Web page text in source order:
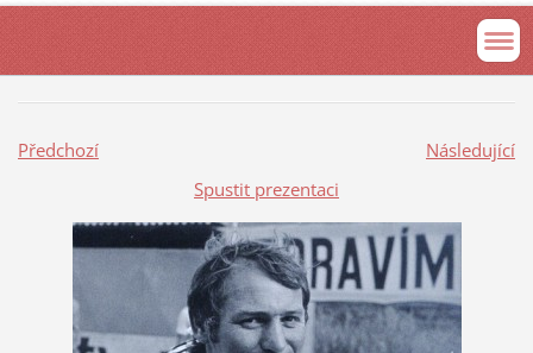
Předchozí
Následující
Spustit prezentaci